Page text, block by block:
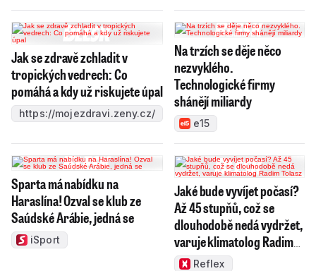
Jak se zdravě zchladit v
tropických vedrech: Co
pomáhá a kdy už riskujete úpal
https://mojezdravi.zeny.cz/
Na trzích se děje něco
nezvyklého.
Technologické firmy
shánějí miliardy
e15
Sparta má nabídku na
Haraslína! Ozval se klub ze
Saúdské Arábie, jedná se
iSport
Jaké bude vyvíjet počasí?
Až 45 stupňů, což se
dlouhodobě nedá vydržet,
varuje klimatolog Radim
TolaszReflex